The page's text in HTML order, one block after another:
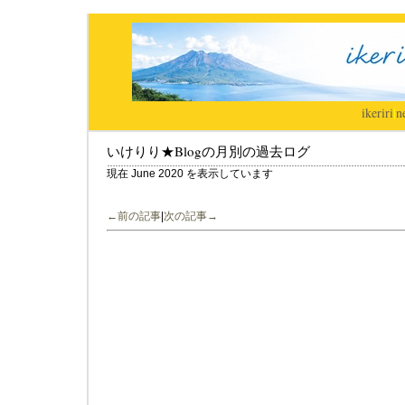
ikeriri|
いけりり★Blogの月別の過去ログ
現在 June 2020 を表示しています
←前の記事 次の記事→